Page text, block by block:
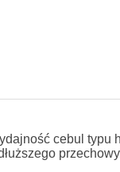
cebul typu